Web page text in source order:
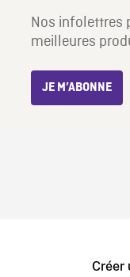
Nos infolettres
meilleures
JE M’ABONNE
Créer